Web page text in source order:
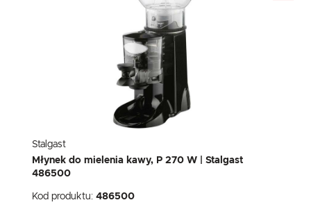
Stalgast
Młynek do mielenia kawy, P 270 W | Stalgast
486500
Kod produktu: 486500